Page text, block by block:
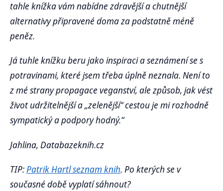
tahle knížka vám nabídne zdravější a chutnější
alternativy připravené doma za podstatně méně
peněz.
Já tuhle knížku beru jako inspiraci a seznámení se s
potravinami, které jsem třeba úplně neznala. Není to
z mé strany propagace veganství, ale způsob, jak vést
život udržitelnější a „zelenější“ cestou je mi rozhodně
sympatický a podpory hodný.“
Jahlina, Databazeknih.cz
TIP:Patrik Hartl seznam knih. Po kterých se v
současné době vyplatí sáhnout?